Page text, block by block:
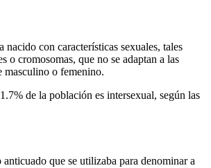
nacido con características sexuales, tales
o cromosomas, que no se adaptan a las
masculino o femenino.
de la población es intersexual, según las
que se utilizaba para denominar a